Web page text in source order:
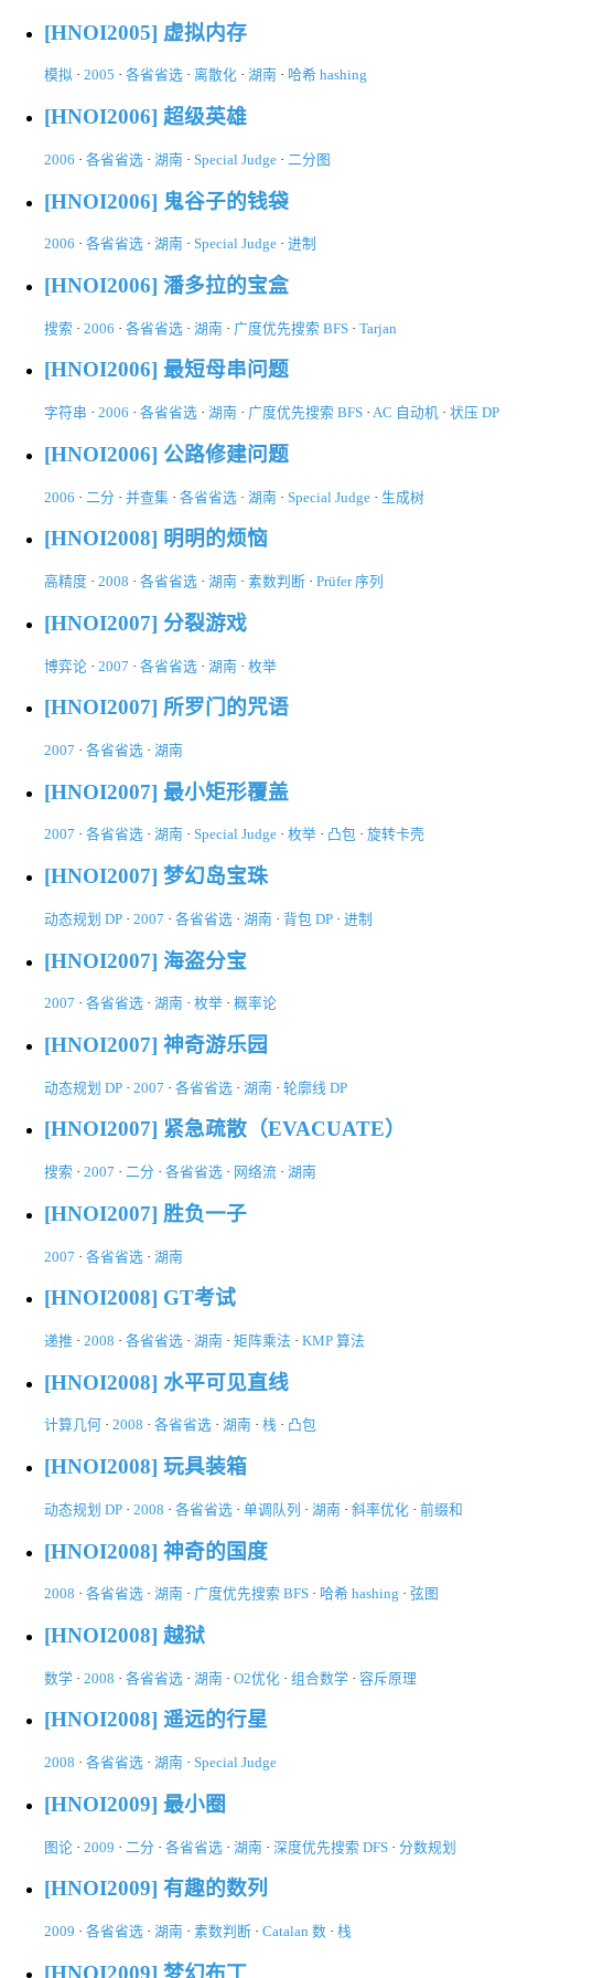
[HNOI2005] 虚拟内存
模拟 · 2005 · 各省省选 · 离散化 · 湖南 · 哈希 hashing
[HNOI2006] 超级英雄
2006 · 各省省选 · 湖南 · Special Judge · 二分图
[HNOI2006] 鬼谷子的钱袋
2006 · 各省省选 · 湖南 · Special Judge · 进制
[HNOI2006] 潘多拉的宝盒
搜索 · 2006 · 各省省选 · 湖南 · 广度优先搜索 BFS · Tarjan
[HNOI2006] 最短母串问题
字符串 · 2006 · 各省省选 · 湖南 · 广度优先搜索 BFS · AC 自动机 · 状压 DP
[HNOI2006] 公路修建问题
2006 · 二分 · 并查集 · 各省省选 · 湖南 · Special Judge · 生成树
[HNOI2008] 明明的烦恼
高精度 · 2008 · 各省省选 · 湖南 · 素数判断 · Prüfer 序列
[HNOI2007] 分裂游戏
博弈论 · 2007 · 各省省选 · 湖南 · 枚举
[HNOI2007] 所罗门的咒语
2007 · 各省省选 · 湖南
[HNOI2007] 最小矩形覆盖
2007 · 各省省选 · 湖南 · Special Judge · 枚举 · 凸包 · 旋转卡壳
[HNOI2007] 梦幻岛宝珠
动态规划 DP · 2007 · 各省省选 · 湖南 · 背包 DP · 进制
[HNOI2007] 海盗分宝
2007 · 各省省选 · 湖南 · 枚举 · 概率论
[HNOI2007] 神奇游乐园
动态规划 DP · 2007 · 各省省选 · 湖南 · 轮廓线 DP
[HNOI2007] 紧急疏散（EVACUATE）
搜索 · 2007 · 二分 · 各省省选 · 网络流 · 湖南
[HNOI2007] 胜负一子
2007 · 各省省选 · 湖南
[HNOI2008] GT考试
递推 · 2008 · 各省省选 · 湖南 · 矩阵乘法 · KMP 算法
[HNOI2008] 水平可见直线
计算几何 · 2008 · 各省省选 · 湖南 · 栈 · 凸包
[HNOI2008] 玩具装箱
动态规划 DP · 2008 · 各省省选 · 单调队列 · 湖南 · 斜率优化 · 前缀和
[HNOI2008] 神奇的国度
2008 · 各省省选 · 湖南 · 广度优先搜索 BFS · 哈希 hashing · 弦图
[HNOI2008] 越狱
数学 · 2008 · 各省省选 · 湖南 · O2优化 · 组合数学 · 容斥原理
[HNOI2008] 遥远的行星
2008 · 各省省选 · 湖南 · Special Judge
[HNOI2009] 最小圈
图论 · 2009 · 二分 · 各省省选 · 湖南 · 深度优先搜索 DFS · 分数规划
[HNOI2009] 有趣的数列
2009 · 各省省选 · 湖南 · 素数判断 · Catalan 数 · 栈
[HNOI2009] 梦幻布丁